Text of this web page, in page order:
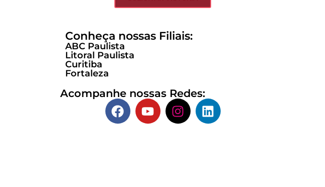
Conheça nossas Filiais:
ABC Paulista
Litoral Paulista
Curitiba
Fortaleza
Acompanhe nossas Redes: